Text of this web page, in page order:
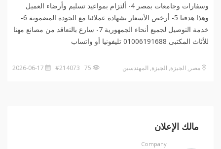
وسفارات وجامعات بمصر 4- ألتزام بمواعيد تسليم وأرضاء العميل
وهذا هدفنا 5- أرخص الأسعار بشهادة عملائنا مع الجودة المضمونة 6-
خدمة التوصيل لجميع أنحاء الجمهورية 7- سارع بالتعاقد من مصانع مهنا
للأثاث المكتبى 01006191688 تليفونيا أو واتساب️
مصر, الجيزة, الجيزة, المهندسين
مالك الإعلان
Company